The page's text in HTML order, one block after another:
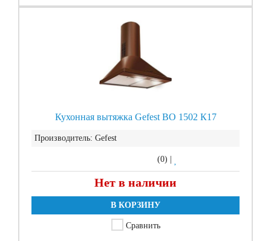
Кухонная вытяжка Gefest ВО 1502 К17
Производитель: Gefest
(0)
Нет в наличии
В КОРЗИНУ
Сравнить